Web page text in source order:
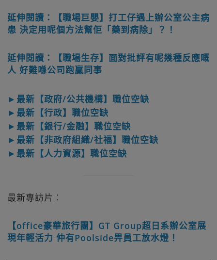
延伸閱讀：【職場巨嬰】打工仔遇上辦公室公主病
患 決定用呢個方法幫佢「藥到病除」？！
延伸閱讀：【職場生存】面對批評有呢幾種反應嘅
人 好難喺公司跑贏同事
►最新【政府/公共機構】職位空缺
►最新【行政】職位空缺
►最新【銀行/金融】職位空缺
►最新【非政府組織/社福】職位空缺
►最新【人力資源】職位空缺
最新專訪片︰
【office豪華旅行團】GT Group超日系辦公室展
現年輕活力 仲有Poolside畀員工放水燈！